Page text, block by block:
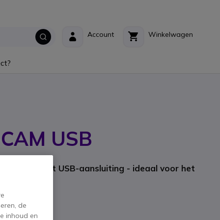
Winkelwagen
Account
USB
5-897-3-01-00
met USB-aansluiting - ideaal voor het
de
inhoud en